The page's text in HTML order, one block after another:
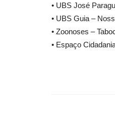
• UBS José
• UBS Guia –
• Zoonoses –
• Espaço